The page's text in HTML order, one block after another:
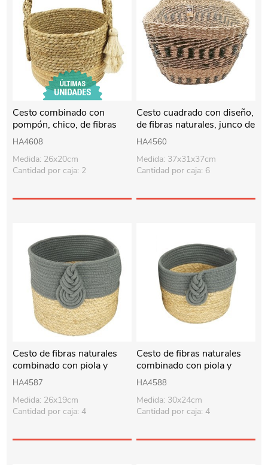
Cesto combinado con
pompón, chico, de fibras
naturales, junco de agua
HA4608
Medida: 26x20cm
Cantidad por caja: 2
Cesto cuadrado con diseño,
de fibras naturales, junco de
agua
HA4560
Medida: 37x31x37cm
Cantidad por caja: 6
Cesto de fibras naturales
combinado con piola y
aplique chico, junco de
agua
HA4587
Medida: 26x19cm
Cantidad por caja: 4
Cesto de fibras naturales
combinado con piola y
aplique grande, junco de
agua
HA4588
Medida: 30x24cm
Cantidad por caja: 4